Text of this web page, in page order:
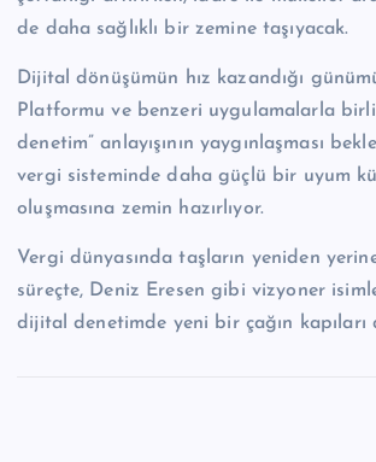
de daha sağlıklı bir zemine taşıyacak.
Dijital dönüşümün hız kazandığı
Platformu ve benzeri uygulamalarla
denetim” anlayışının yaygınlaşması
vergi sisteminde daha güçlü bir uyum
oluşmasına zemin hazırlıyor.
Vergi dünyasında taşların yeniden
süreçte, Deniz Eresen gibi vizyoner
dijital denetimde yeni bir çağın kapıları